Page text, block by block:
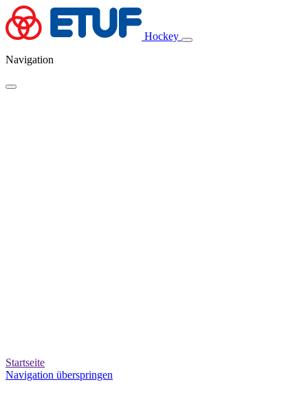
Hockey
Navigation
Startseite
Navigation überspringen